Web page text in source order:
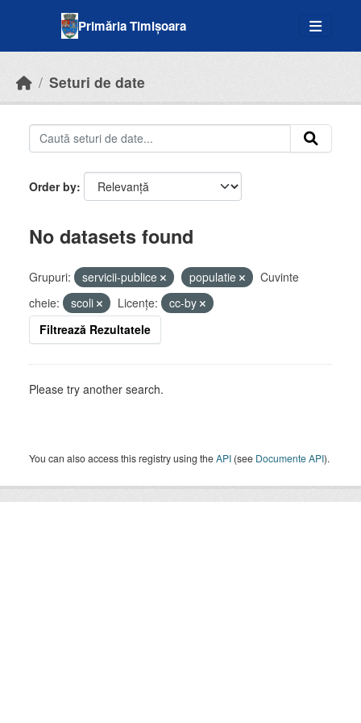
Primăria Timișoara
Seturi de date
Order by
No datasets found
Grupuri: servicii-publice populatie
Cuvinte
cheie:
scoli Licenţe:
cc-by
Filtrează Rezultatele
Please try another search.
You can also access this registry using theAPI (see Documente API).